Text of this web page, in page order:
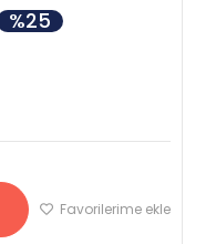
%25
Favorilerime ekle